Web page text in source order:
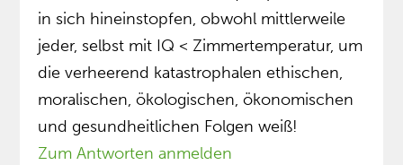
in sich hineinstopfen, obwohl mittlerweile
jeder, selbst mit IQ < Zimmertemperatur, um
die verheerend katastrophalen ethischen,
moralischen, ökologischen, ökonomischen
und gesundheitlichen Folgen weiß!
Zum Antworten anmelden